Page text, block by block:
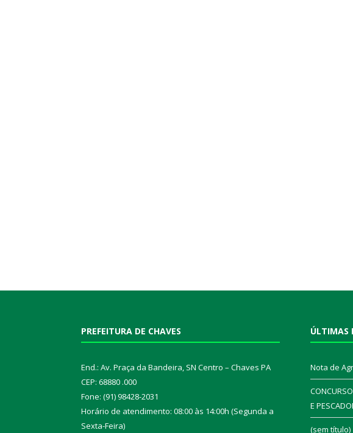
PREFEITURA DE CHAVES
End.: Av. Praça da Bandeira, SN Centro – Chaves PA
CEP: 68880 .000
Fone: (91) 98428-2031
Horário de atendimento: 08:00 às 14:00h (Segunda a
Sexta-Feira)
ÚLTIMAS
Nota de
E
(sem título)